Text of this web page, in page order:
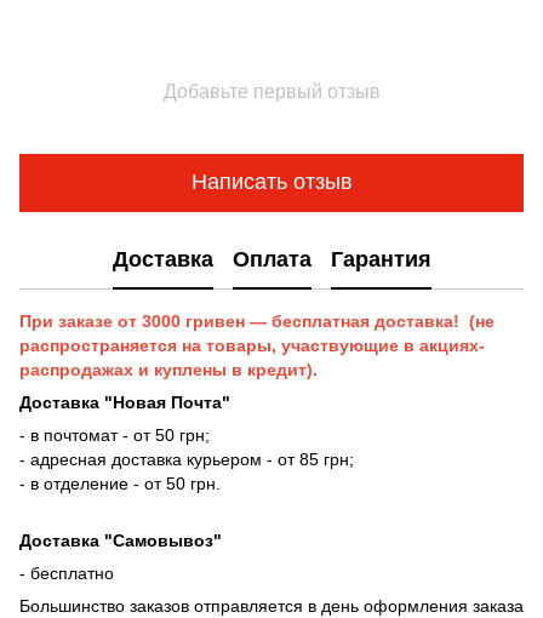
Добавьте первый отзыв
Написать отзыв
Доставка Оплата Гарантия
При заказе от 3000 гривен — бесплатная доставка! (не
распространяется на товары, участвующие в акциях-
распродажах и куплены в кредит).
Доставка "Новая Почта"
- в почтомат - от 50 грн;
- адресная доставка курьером - от 85 грн;
- в отделение - от 50 грн.
Доставка "Самовывоз"
- бесплатно
Большинство заказов отправляется в день оформления заказа